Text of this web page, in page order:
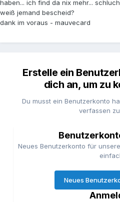
haben... ich find da nix mehr...
weiß jemand bescheid?
dank im voraus - mauvecard
Erstelle ein
dich an, um zu
Du musst ein Benutzerkonto
verfassen
Neues Benutzerkonto für
Neues